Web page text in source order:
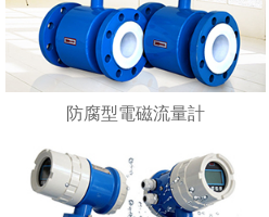
防腐型電磁流量計